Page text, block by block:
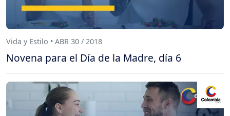
Vida y Estilo • ABR 30 / 2018
Novena para el Día de la Madre, día 6